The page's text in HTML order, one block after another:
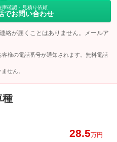
庫確認・見積り依頼
でお問い合わせ
絡が届くことはありません。メールア
様の電話番号が通知されます。無料電話
せん。
種
28.5万円